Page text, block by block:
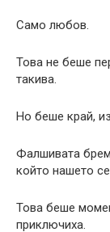
Само любов.
Това не беше
такива.
Но беше край,
Фалшивата
който нашето
Това беше
приключиха.